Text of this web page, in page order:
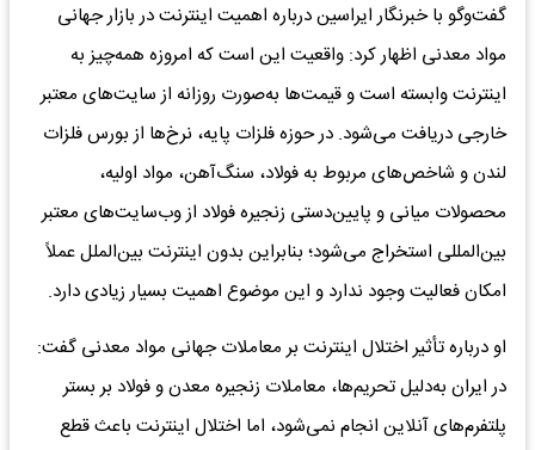
گفت‌وگو با خبرنگار ایراسین درباره اهمیت اینترنت در بازار جهانی
مواد معدنی اظهار کرد: واقعیت این است که امروزه همه‌چیز به
اینترنت وابسته است و قیمت‌ها به‌صورت روزانه از سایت‌های معتبر
خارجی دریافت می‌شود. در حوزه فلزات پایه، نرخ‌ها از بورس فلزات
لندن و شاخص‌های مربوط به فولاد، سنگ‌آهن، مواد اولیه،
محصولات میانی و پایین‌دستی زنجیره فولاد از وب‌سایت‌های معتبر
بین‌المللی استخراج می‌شود؛ بنابراین بدون اینترنت بین‌الملل عملاً
امکان فعالیت وجود ندارد و این موضوع اهمیت بسیار زیادی دارد.
او درباره تأثیر اختلال اینترنت بر معاملات جهانی مواد معدنی گفت:
در ایران به‌دلیل تحریم‌ها، معاملات زنجیره معدن و فولاد بر بستر
پلتفرم‌های آنلاین انجام نمی‌شود، اما اختلال اینترنت باعث قطع